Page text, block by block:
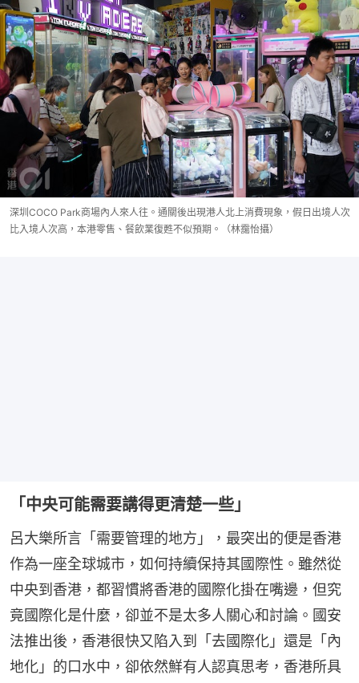
深圳COCO Park商場內人來人往。通關後出現港人北上消費現象，假日出境人次
比入境人次高，本港零售、餐飲業復甦不似預期。（林靄怡攝）
「中央可能需要講得更清楚一些」
呂大樂所言「需要管理的地方」，最突出的便是香港
作為一座全球城市，如何持續保持其國際性。雖然從
中央到香港，都習慣將香港的國際化掛在嘴邊，但究
竟國際化是什麼，卻並不是太多人關心和討論。國安
法推出後，香港很快又陷入到「去國際化」還是「內
地化」的口水中，卻依然鮮有人認真思考，香港所具